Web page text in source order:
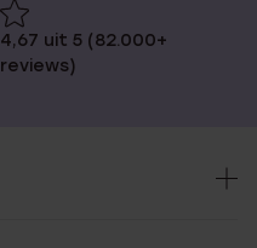
4,67 uit 5 (82.000+
reviews)